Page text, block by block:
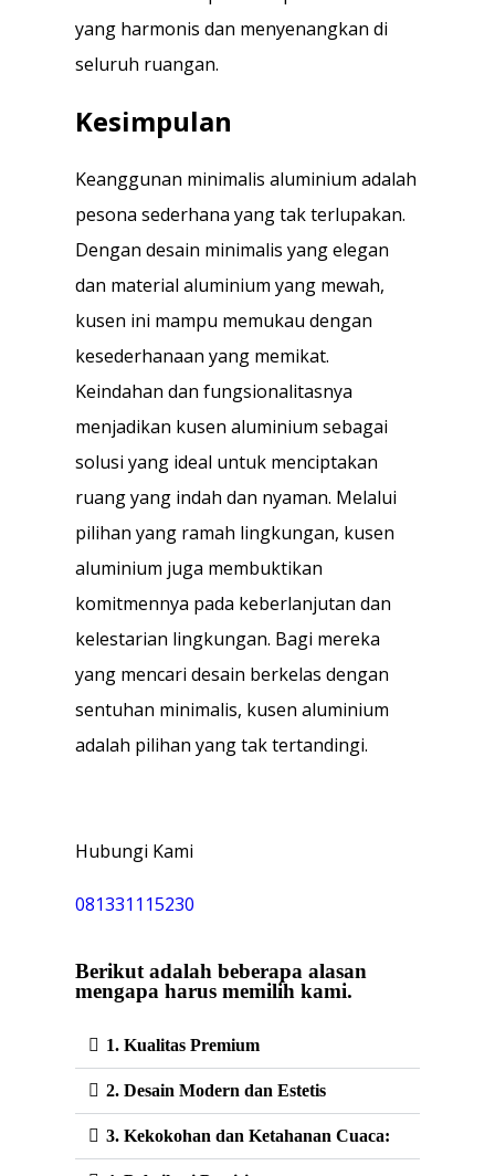
yang harmonis dan menyenangkan di
seluruh ruangan.
Kesimpulan
Keanggunan minimalis aluminium adalah
pesona sederhana yang tak terlupakan.
Dengan desain minimalis yang elegan
dan material aluminium yang mewah,
kusen ini mampu memukau dengan
kesederhanaan yang memikat.
Keindahan dan fungsionalitasnya
menjadikan kusen aluminium sebagai
solusi yang ideal untuk menciptakan
ruang yang indah dan nyaman. Melalui
pilihan yang ramah lingkungan, kusen
aluminium juga membuktikan
komitmennya pada keberlanjutan dan
kelestarian lingkungan. Bagi mereka
yang mencari desain berkelas dengan
sentuhan minimalis, kusen aluminium
adalah pilihan yang tak tertandingi.
Hubungi Kami
081331115230
Berikut adalah beberapa alasan
mengapa harus memilih kami.
1. Kualitas Premium
2. Desain Modern dan Estetis
3. Kekokohan dan Ketahanan Cuaca: